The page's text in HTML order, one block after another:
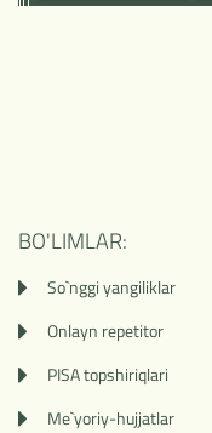
BO'LIMLAR:
So`nggi yangiliklar
Onlayn repetitor
PISA topshiriqlari
Me`yoriy-hujjatlar